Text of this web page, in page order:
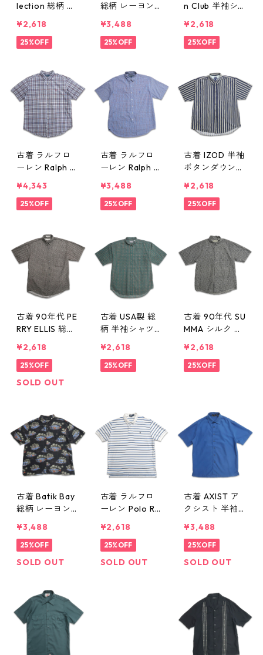
lection 総柄 ヨ
ツ 表記：L gd
410240n w607
¥2,618
25%OFF
総柄 レーヨン
ックスシャツ
チェック 表
¥3,488
25%OFF
n Club 半袖シ
シャツ チェッ
ク 表記：M g
¥2,618
25%OFF
古着 ラルフロ
ーレン Ralph L
ウン 半袖シャ
ツ ワンポイン
227n w60722
¥4,343
25%OFF
古着 ラルフロ
ーレン Ralph L
ウン 半袖シャ
ツ ワンポイン
26n w60722
¥3,488
25%OFF
古着 IZOD 半袖
ボタンダウンシ
プシャツ 表
記：XL gd410
¥2,618
25%OFF
古着 90年代 PE
RRY ELLIS 総柄
記：M gd410
210n w60721
¥2,618
25%OFF
SOLD OUT
古着 USA製 総
柄 半袖シャツ
ャツ 表記：XL
gd410209n
¥2,618
25%OFF
古着 90年代 SU
MMA シルク 総
表記：M gd41
0208n w60721
¥2,618
25%OFF
古着 Batik Bay
総柄 レーヨン
ハワイアンシャ
ツ 半袖シャツ
表記：XXL gd
¥3,488
25%OFF
SOLD OUT
古着 ラルフロ
ーレン Polo Ral
天竺 ポロシャ
ツ ワンポイン
ト ボーダー ホ
¥2,618
25%OFF
SOLD OUT
古着 AXIST ア
クシスト 半袖
スシャツ ブル
ー 表記：M g
d410167n w60
¥3,488
25%OFF
SOLD OUT